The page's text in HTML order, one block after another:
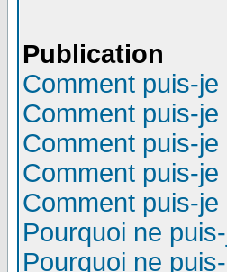
Publication
Comment puis-
Comment puis-
Comment puis-
Comment puis-
Comment puis-
Pourquoi ne
Pourquoi ne